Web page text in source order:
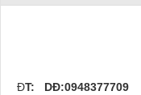
ĐT: DĐ:0948377709